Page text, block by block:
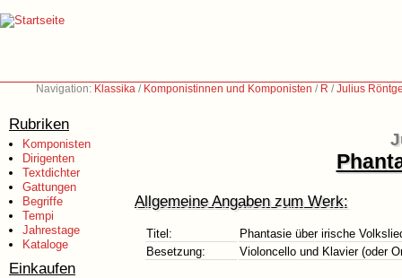
Navigation: Klassika / Komponistinnen und Komponisten / R /Julius
Rubriken
Komponisten
Dirigenten
Textdichter
Gattungen
Begriffe
Tempi
Jahrestage
Kataloge
Einkaufen
Allgemeine Angaben zum Werk:
Titel:
Phantasie über irische
Besetzung:
Violoncello und Klavier (oder